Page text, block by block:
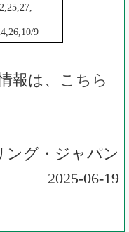
9
報は、 こちら
ング・ジャパン
2025-06-19